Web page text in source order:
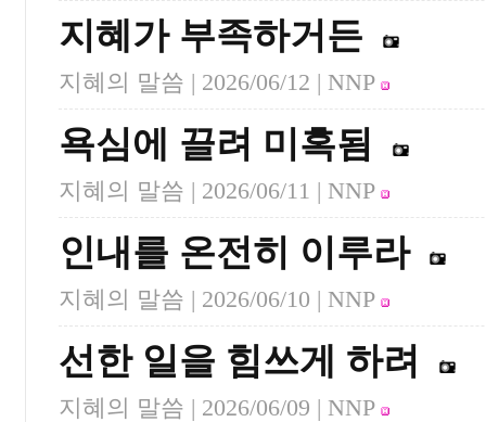
지혜가 부족하거든
지혜의 말씀 | 2026/06/12 | NNP
욕심에 끌려 미혹됨
지혜의 말씀 | 2026/06/11 | NNP
인내를 온전히 이루라
지혜의 말씀 | 2026/06/10 | NNP
선한 일을 힘쓰게 하려
지혜의 말씀 | 2026/06/09 | NNP